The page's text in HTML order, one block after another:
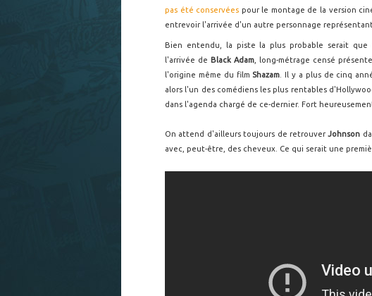
pas été conservées pour le montage de la version
entrevoir l'arrivée d'un autre personnage
Bien entendu, la piste la plus probable serait que
l'arrivée de Black Adam, long-métrage censé
l'origine même du film Shazam . Il y a plus de cinq
alors l'un des comédiens les plus rentables
dans l'agenda chargé de ce-dernier. Fort
On attend d'ailleurs toujours de retrouverJohnson
avec, peut-être, des cheveux. Ce qui serait une